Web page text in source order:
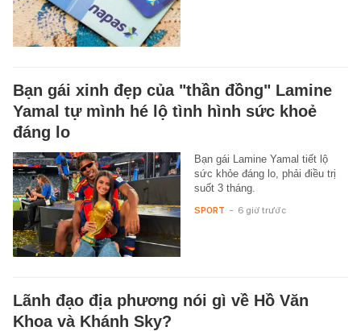
Bạn gái xinh đẹp của "thần đồng" Lamine
Yamal tự mình hé lộ tình hình sức khoẻ
đáng lo
Bạn gái Lamine Yamal tiết lộ
sức khỏe đáng lo, phải điều trị
suốt 3 tháng.
SPORT - 6 giờ trước
Lãnh đạo địa phương nói gì về Hồ Văn
Khoa và Khánh Sky?